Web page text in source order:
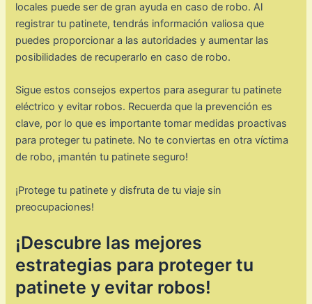
locales puede ser de gran ayuda en caso de robo. Al
registrar tu patinete, tendrás información valiosa que
puedes proporcionar a las autoridades y aumentar las
posibilidades de recuperarlo en caso de robo.
Sigue estos consejos expertos para asegurar tu patinete
eléctrico y evitar robos. Recuerda que la prevención es
clave, por lo que es importante tomar medidas proactivas
para proteger tu patinete. No te conviertas en otra víctima
de robo, ¡mantén tu patinete seguro!
¡Protege tu patinete y disfruta de tu viaje sin
preocupaciones!
¡Descubre las mejores
estrategias para proteger tu
patinete y evitar robos!